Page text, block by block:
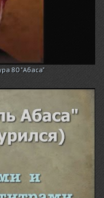
80 "Абаса"